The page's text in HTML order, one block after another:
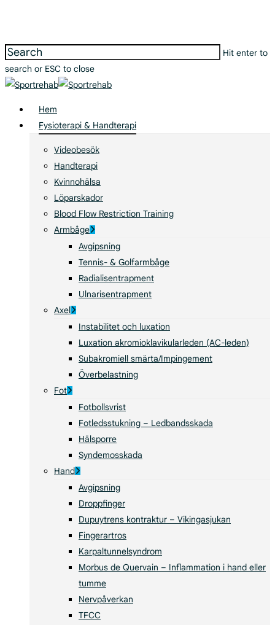
main
content
Hit enter to
search or ESC to close
Close
search
Menu
Hem
Fysioterapi & Handterapi
Videobesök
Handterapi
Kvinnohälsa
Löparskador
Blood Flow Restriction Training
Armbåge
Avgipsning
Tennis- & Golfarmbåge
Radialisentrapment
Ulnarisentrapment
Axel
Instabilitet och luxation
Luxation akromioklavikularleden (AC-leden)
Subakromiell smärta/Impingement
Överbelastning
Fot
Fotbollsvrist
Fotledsstukning – Ledbandsskada
Hälsporre
Syndemosskada
Hand
Avgipsning
Droppfinger
Dupuytrens kontraktur – Vikingasjukan
Fingerartros
Karpaltunnelsyndrom
Morbus de Quervain – Inflammation i hand eller
tumme
Nervpåverkan
TFCC